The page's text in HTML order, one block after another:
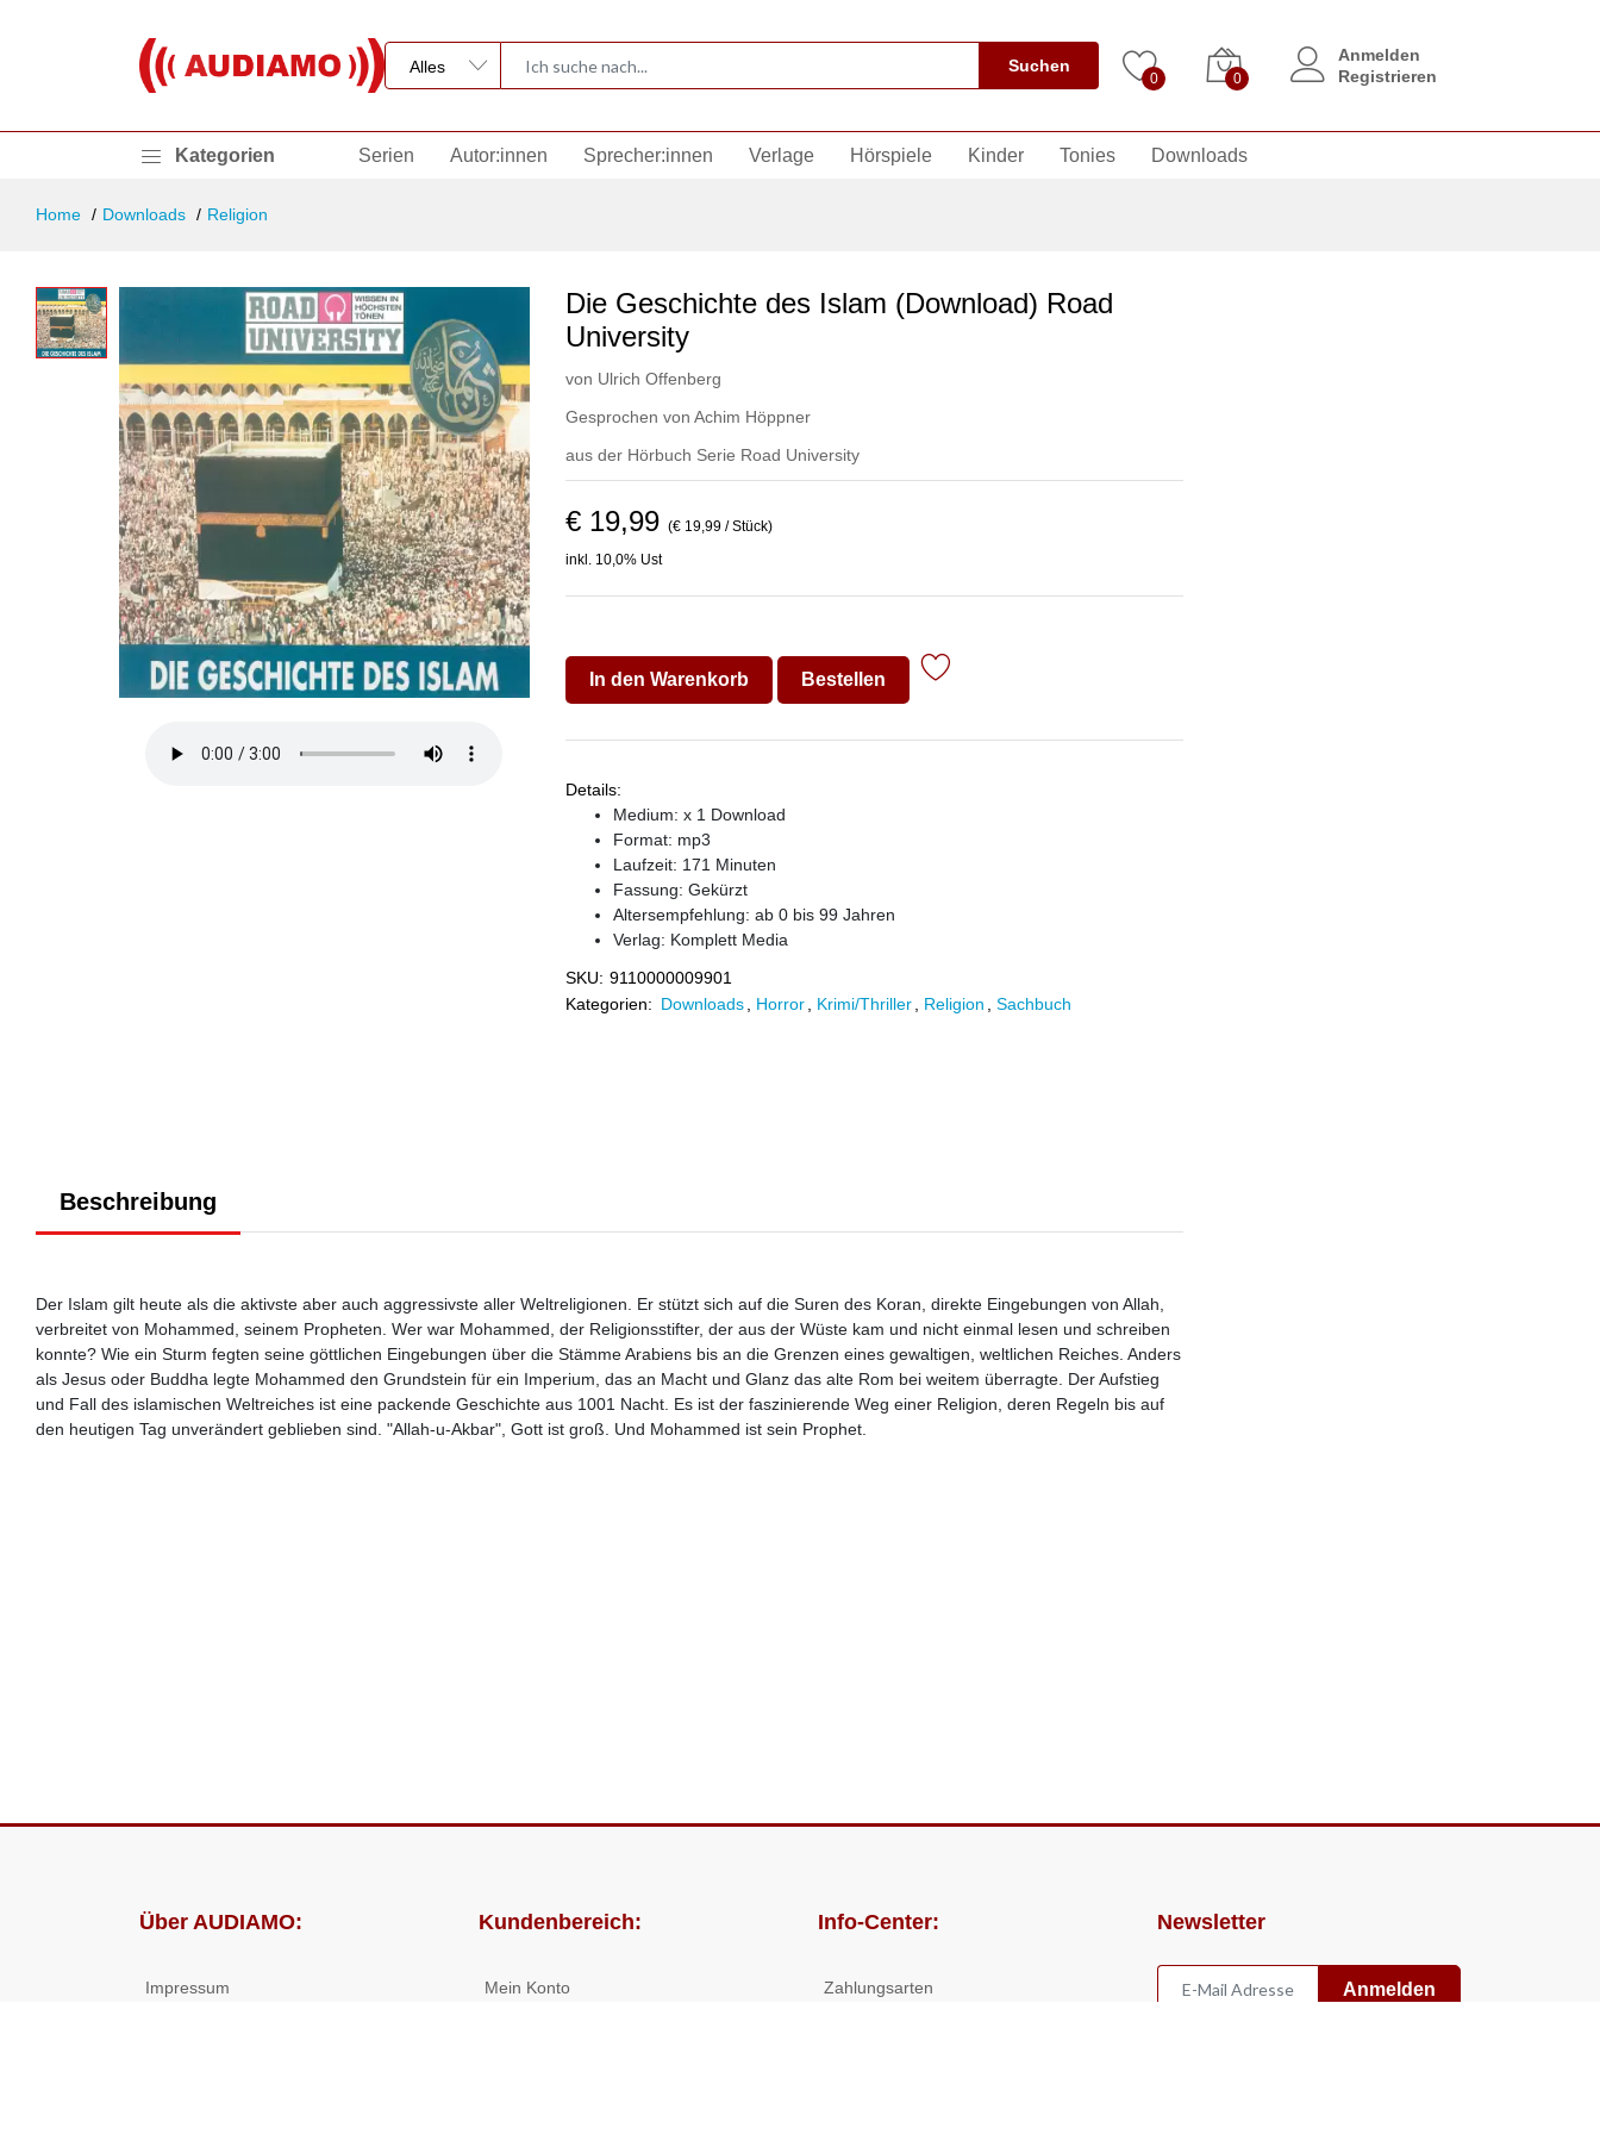
Suchen
0 0
Anmelden
Registrieren
Kategorien Serien Autor:innen Sprecher:innen Verlage Hörspiele Kinder Tonies Downloads
Home Downloads Religion
Die Geschichte des Islam (Download) Road
University
von Ulrich Offenberg
Gesprochen von Achim Höppner
aus der Hörbuch Serie Road University
€ 19,99 (€ 19,99 / Stück)
inkl. 10,0% Ust
In den Warenkorb Bestellen
Details:
Medium: x 1 Download
Format: mp3
Laufzeit: 171 Minuten
Fassung: Gekürzt
Altersempfehlung: ab 0 bis 99 Jahren
Verlag: Komplett Media
SKU: 9110000009901
Kategorien: Downloads Horror Krimi/Thriller Religion Sachbuch
Beschreibung
Der Islam gilt heute als die aktivste aber auch aggressivste aller Weltreligionen. Er stützt sich auf die Suren des Koran, direkte Eingebungen von Allah,
verbreitet von Mohammed, seinem Propheten. Wer war Mohammed, der Religionsstifter, der aus der Wüste kam und nicht einmal lesen und schreiben
konnte? Wie ein Sturm fegten seine göttlichen Eingebungen über die Stämme Arabiens bis an die Grenzen eines gewaltigen, weltlichen Reiches. Anders
als Jesus oder Buddha legte Mohammed den Grundstein für ein Imperium, das an Macht und Glanz das alte Rom bei weitem überragte. Der Aufstieg
und Fall des islamischen Weltreiches ist eine packende Geschichte aus 1001 Nacht. Es ist der faszinierende Weg einer Religion, deren Regeln bis auf
den heutigen Tag unverändert geblieben sind. "Allah-u-Akbar", Gott ist groß. Und Mohammed ist sein Prophet.
Über AUDIAMO:
Impressum
Kundenbereich:
Mein Konto
Info-Center:
Zahlungsarten
Newsletter
Anmelden